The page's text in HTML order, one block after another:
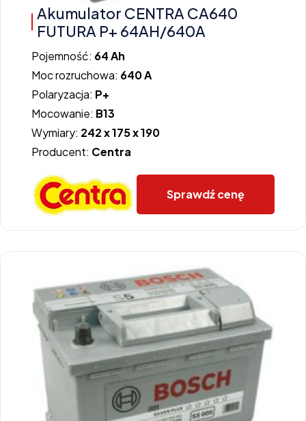
Akumulator CENTRA CA640
FUTURA P+ 64AH/640A
Pojemność: 64 Ah
Moc rozruchowa: 640 A
Polaryzacja: P+
Mocowanie: B13
Wymiary: 242 x 175 x 190
Producent: Centra
Sprawdź cenę